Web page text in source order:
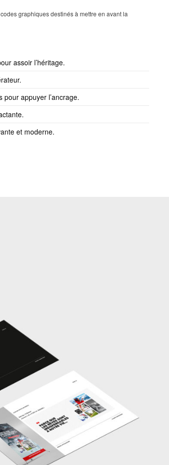
graphiques destinés à mettre en avant la
assoir l’héritage.
appuyer l’ancrage.
et moderne.